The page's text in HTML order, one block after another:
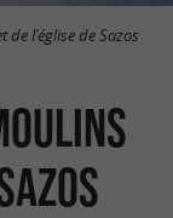
de l'église de Sazos